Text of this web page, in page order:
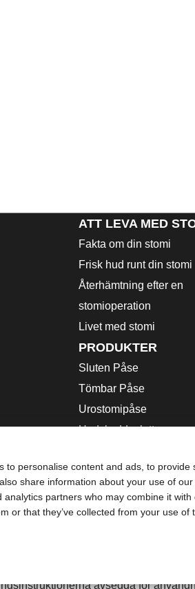
to personalise content and ads, to
share information about your use of our
analytics partners who may combine it with
or that they’ve collected from your use of
ATT LEVA MED
Fakta om din stomi
Frisk hud runt din stomi
Återhämtning efter en
stomioperation
Livet med stomi
PRODUKTER
Sluten Påse
Tömbar Påse
Urostomipåse
Hudskyddsplatta
Bruksanvisning
Säkerhetsdatablad
rådgivning och är inte en
användas som hjälp i akuta
behandling.
avsedda för